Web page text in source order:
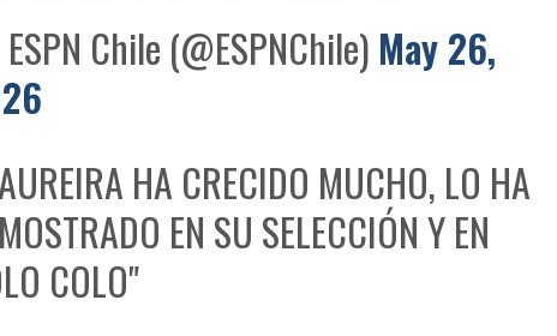
Chile (@ESPNChile) May 26,
HA CRECIDO MUCHO, LO HA
EN SU SELECCIÓN Y EN
COLO"